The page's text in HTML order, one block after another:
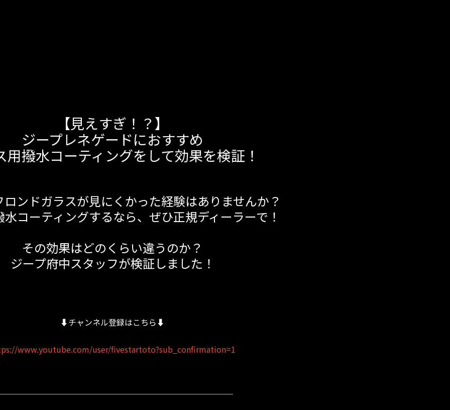
【見えすぎ！？】
ジープレネゲードにおすすめ
用撥水コーティングをして効果を検証！
ンドガラスが見にくかった経験はありませんか？
水コーティングするなら、ぜひ正規ディーラーで！
その効果はどのくらい違うのか？
ジープ府中スタッフが検証しました！
⬇︎チャンネル登録はこちら⬇︎
www.youtube.com/user/fivestartoto?sub_confirmation=1